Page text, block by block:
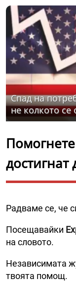
Спад на
не колкото се
достигнат
Радваме се, че
Посещавайки
на словото.
Независимата
твоята помощ.